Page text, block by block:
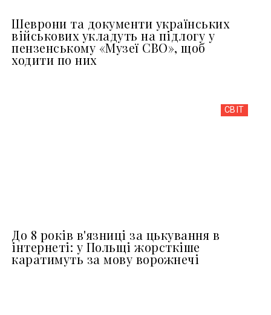
Шеврони та документи українських
військових укладуть на підлогу у
пензенському «Музеї СВО», щоб
ходити по них
СВІТ
До 8 років в'язниці за цькування в
інтернеті: у Польщі жорсткіше
каратимуть за мову ворожнечі